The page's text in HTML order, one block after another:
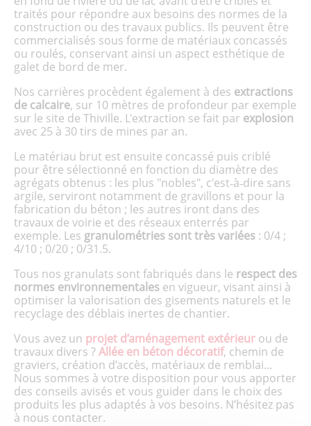
traités pour répondre aux besoins des normes de la
construction ou des travaux publics. Ils peuvent être
commercialisés sous forme de matériaux concassés
ou roulés, conservant ainsi un aspect esthétique de
galet de bord de mer.
Nos carrières procèdent également à des extractions
de calcaire, sur 10 mètres de profondeur par exemple
sur le site de Thiville. L'extraction se fait par explosion
avec 25 à 30 tirs de mines par an.
Le matériau brut est ensuite concassé puis criblé
pour être sélectionné en fonction du diamètre des
agrégats obtenus : les plus "nobles", c'est‑à‑dire sans
argile, serviront notamment de gravillons et pour la
fabrication du béton ; les autres iront dans des
travaux de voirie et des réseaux enterrés par
exemple. Les granulométries sont très variées : 0/4 ;
4/10 ; 0/20 ; 0/31.5.
Tous nos granulats sont fabriqués dans le respect des
normes environnementales en vigueur, visant ainsi à
optimiser la valorisation des gisements naturels et le
recyclage des déblais inertes de chantier.
Vous avez un projet d’aménagement extérieur ou de
travaux divers ?Allée en béton décoratif, chemin de
graviers, création d’accès, matériaux de remblai…
Nous sommes à votre disposition pour vous apporter
des conseils avisés et vous guider dans le choix des
produits les plus adaptés à vos besoins. N’hésitez pas
à nous contacter.